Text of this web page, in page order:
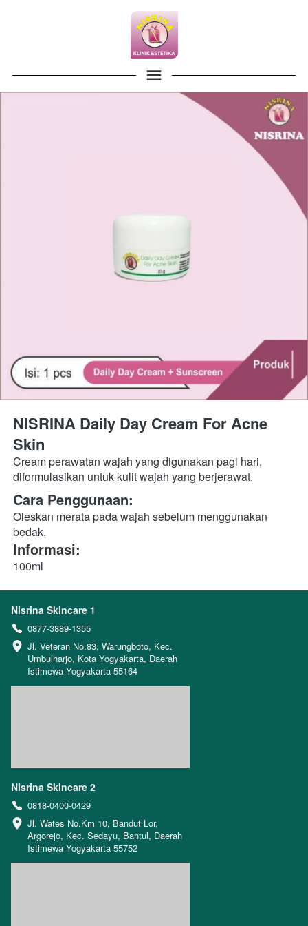
NISRINA Daily Day Cream For Acne
Skin
Cream perawatan wajah yang digunakan pagi hari,
diformulasikan untuk kulit wajah yang berjerawat.
Cara Penggunaan:
Oleskan merata pada wajah sebelum menggunakan
bedak.
Informasi:
100ml
Nisrina Skincare 1
0877-3889-1355
Jl. Veteran No.83, Warungboto, Kec.
Umbulharjo, Kota Yogyakarta, Daerah
Istimewa Yogyakarta 55164
Nisrina Skincare 2
0818-0400-0429
Jl. Wates No.Km 10, Bandut Lor,
Argorejo, Kec. Sedayu, Bantul, Daerah
Istimewa Yogyakarta 55752